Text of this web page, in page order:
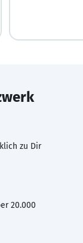
zu Dir
20.000